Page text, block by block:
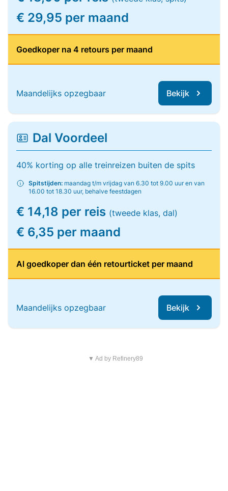
€ 29,95 per maand
Goedkoper na 4 retours per maand
Maandelijks opzegbaar Bekijk
Dal Voordeel
40% korting op alle treinreizen buiten de spits
Spitstijden: maandag t/m vrijdag van 6.30 tot 9.00 uur en van
16.00 tot 18.30 uur, behalve feestdagen
€ 14,18 per reis (tweede klas, dal)
€ 6,35 per maand
Al goedkoper dan één retourticket per maand
Maandelijks opzegbaar Bekijk
▼ Ad by Refinery89